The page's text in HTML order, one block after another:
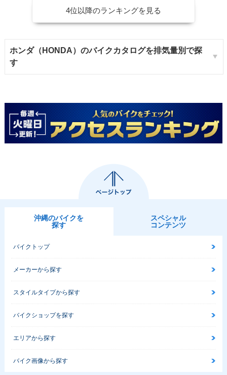
4位以降のランキングを見る
ホンダ（HONDA）のバイクカタログを排気量別で探
す
沖縄のバイクを
探す
スペシャル
コンテンツ
バイクトップ
メーカーから探す
スタイルタイプから探す
バイクショップを探す
エリアから探す
バイク画像から探す